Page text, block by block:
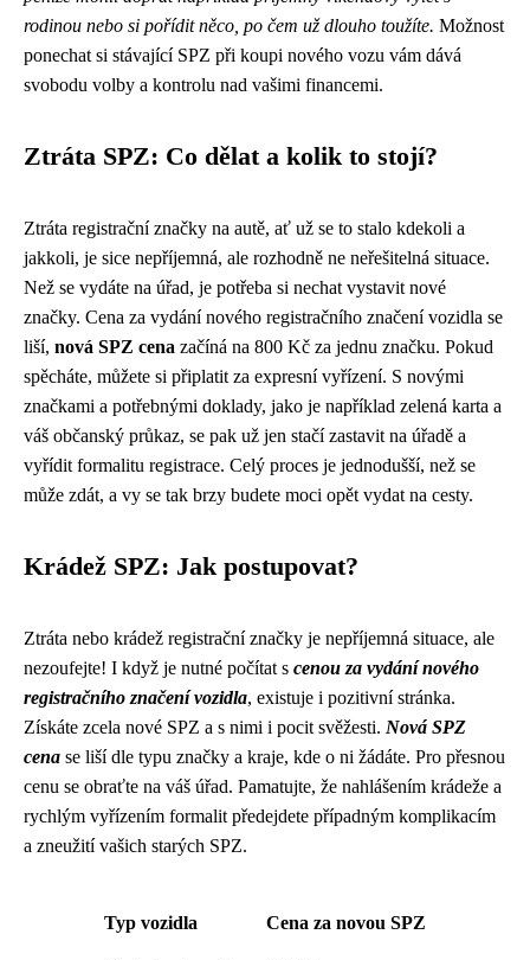
rodinou nebo si pořídit něco, po čem už dlouho toužíte. Možnost
ponechat si stávající SPZ při koupi nového vozu vám dává
svobodu volby a kontrolu nad vašimi financemi.
Ztráta SPZ: Co dělat a kolik to stojí?
Ztráta registrační značky na autě, ať už se to stalo kdekoli a
jakkoli, je sice nepříjemná, ale rozhodně ne neřešitelná situace.
Než se vydáte na úřad, je potřeba si nechat vystavit nové
značky. Cena za vydání nového registračního značení vozidla se
liší, nová SPZ cena začíná na 800 Kč za jednu značku. Pokud
spěcháte, můžete si připlatit za expresní vyřízení. S novými
značkami a potřebnými doklady, jako je například zelená karta a
váš občanský průkaz, se pak už jen stačí zastavit na úřadě a
vyřídit formalitu registrace. Celý proces je jednodušší, než se
může zdát, a vy se tak brzy budete moci opět vydat na cesty.
Krádež SPZ: Jak postupovat?
Ztráta nebo krádež registrační značky je nepříjemná situace, ale
nezoufejte! I když je nutné počítat s cenou za vydání nového
registračního značení vozidla, existuje i pozitivní stránka.
Získáte zcela nové SPZ a s nimi i pocit svěžesti. Nová SPZ
cena se liší dle typu značky a kraje, kde o ni žádáte. Pro přesnou
cenu se obraťte na váš úřad. Pamatujte, že nahlášením krádeže a
rychlým vyřízením formalit předejdete případným komplikacím
a zneužití vašich starých SPZ.
Typ vozidla Cena za novou SPZ